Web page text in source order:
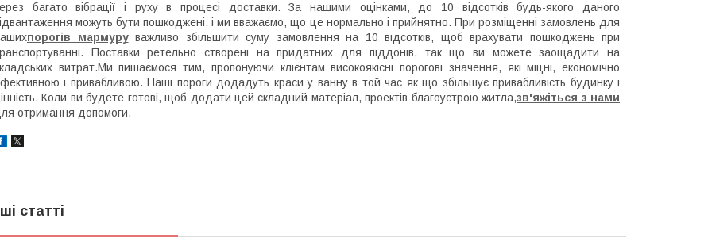
багато вібрації і руху в процесі доставки. За нашими оцінками, до 10 відсотків будь-якого даного
можуть бути пошкоджені, і ми вважаємо, що це нормально і прийнятно. При розміщенні замовлень для
порогів мармуруважливо збільшити суму замовлення на 10 відсотків, щоб врахувати пошкоджень при
Поставки ретельно створені на придатних для піддонів, так що ви можете заощадити на
витрат.Ми пишаємося тим, пропонуючи клієнтам високоякісні порогові значення, які міцні, економічно
і привабливою. Наші пороги додадуть краси у ванну в той час як що збільшує привабливість будинку і
Коли ви будете готові, щоб додати цей складний матеріал, проектів благоустрою житла,зв'яжіться з нами
отримання допомоги.
статті